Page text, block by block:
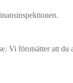
Vi förutsätter att du